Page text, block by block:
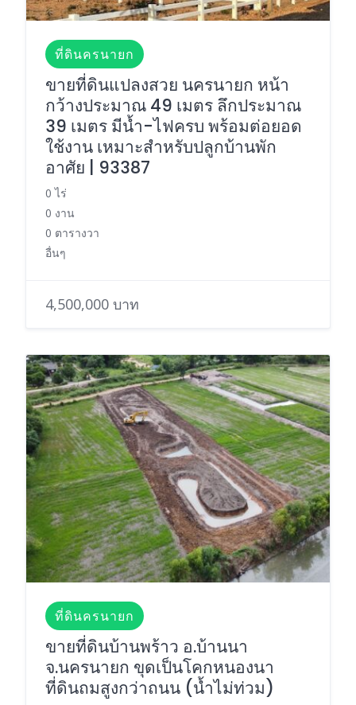
ที่ดินครนายก
ขายที่ดินแปลงสวย นครนายก หน้า
กว้างประมาณ 49 เมตร ลึกประมาณ
39 เมตร มีน้ำ-ไฟครบ พร้อมต่อยอด
ใช้งาน เหมาะสำหรับปลูกบ้านพัก
อาศัย | 93387
0 ไร่
0 งาน
0 ตารางวา
อื่นๆ
4,500,000 บาท
ที่ดินครนายก
ขายที่ดินบ้านพร้าว อ.บ้านนา
จ.นครนายก ขุดเป็นโคกหนองนา
ที่ดินถมสูงกว่าถนน (น้ำไม่ท่วม)